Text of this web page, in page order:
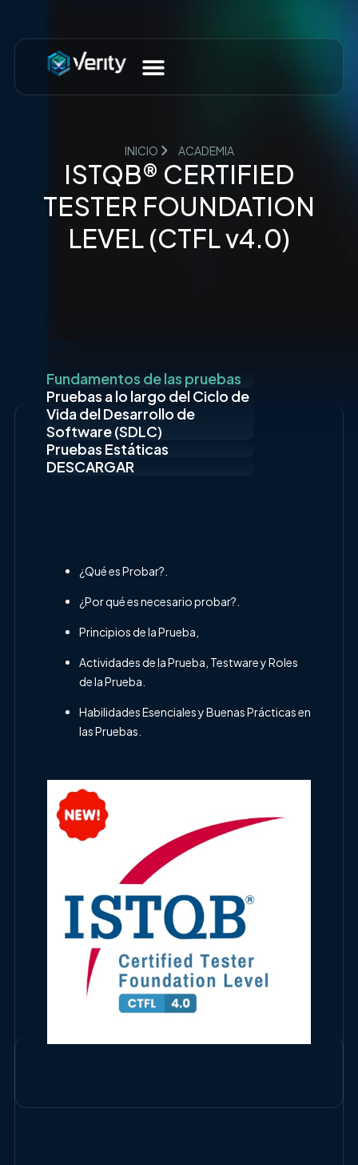
INICIO ACADEMIA
ISTQB® CERTIFIED
TESTER FOUNDATION
LEVEL (CTFL v4.0)
Fundamentos de las pruebas
Pruebas a lo largo del Ciclo de
Vida del Desarrollo de
Software (SDLC)
Pruebas Estáticas
DESCARGAR
¿Qué es Probar?.
¿Por qué es necesario probar?.
Principios de la Prueba,
Actividades de la Prueba, Testware y Roles
de la Prueba.
Habilidades Esenciales y Buenas Prácticas en
las Pruebas.